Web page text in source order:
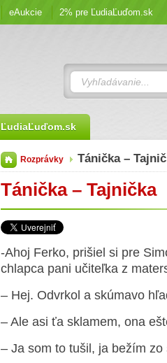
eAukcie 2% pre ĽudiaĽuďom.sk
ĽudiaĽuďom.sk
Rozprávky Tánička –
Tánička – Tajnička
-Ahoj Ferko, prišiel si pre
chlapca pani učiteľka z
– Hej. Odvrkol a skúmavo
– Ale asi ťa sklamem, ona
– Ja som to tušil, ja bežím